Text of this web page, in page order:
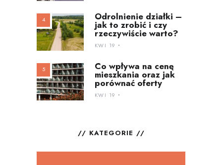
Odrolnienie działki –
jak to zrobić i czy
rzeczywiście warto?
KWI 19
Co wpływa na cenę
mieszkania oraz jak
porównać oferty
KWI 19
KATEGORIE